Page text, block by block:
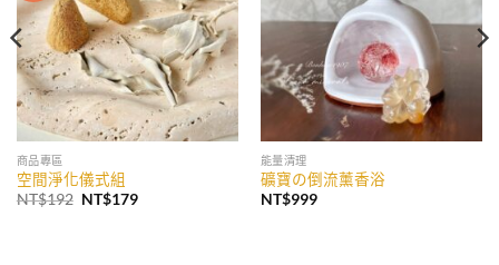
商品專區
空間淨化儀式組
NT$192 原
NT$179目
能量清理
礦寶の倒流薰香浴
NT$999